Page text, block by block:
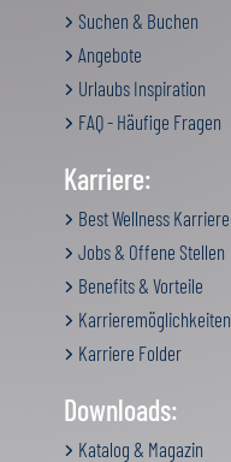
Suchen & Buchen
Angebote
Urlaubs Inspiration
FAQ - Häufige Fragen
Karriere:
Best Wellness Karriere
Jobs & Offene Stellen
Benefits & Vorteile
Karrieremöglichkeiten
Karriere Folder
Downloads:
Katalog & Magazin